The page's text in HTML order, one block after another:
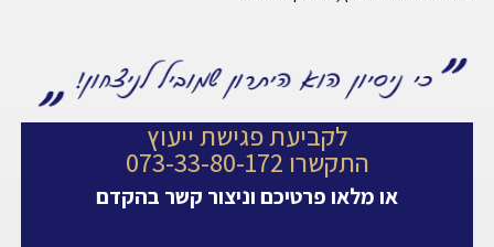
לקביעת פגישת ייעוץ
התקשרו 073-33-80-172
או מלאו פרטיכם וניצור קשר בהקדם